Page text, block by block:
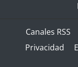
Canales RSS
Privacidad